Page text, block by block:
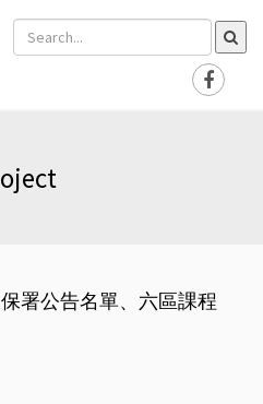
署公告名單、六區課程